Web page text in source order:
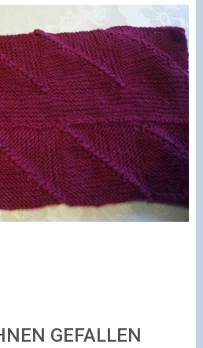
GEFALLEN